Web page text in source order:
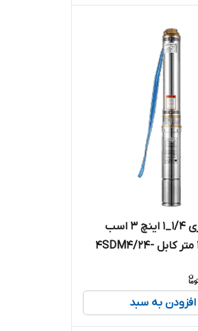
شناور ۱۹۲ متری ۱/۴_۱ اینچ ۳ اسب
تکفاز برونل ۲ متر کابل 4SDM4/24-
افزودن به سبد